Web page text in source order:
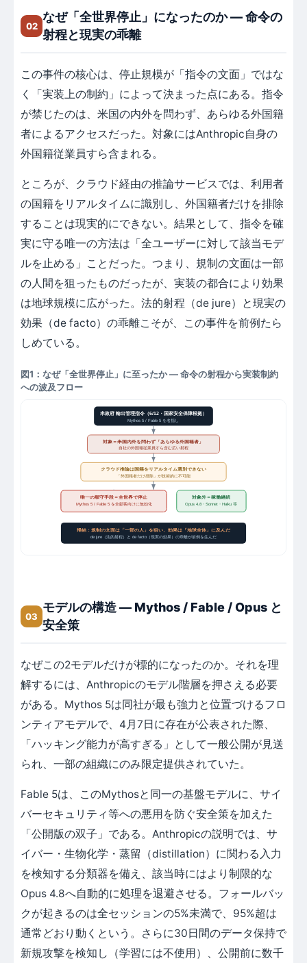
02
なぜ「全世界停止」になったのか ― 命令の
射程と現実の乖離
この事件の核心は、停止規模が「指令の文面」ではな
く「実装上の制約」によって決まった点にある。指令
が禁じたのは、米国の内外を問わず、あらゆる外国籍
者によるアクセスだった。対象にはAnthropic自身の
外国籍従業員すら含まれる。
ところが、クラウド経由の推論サービスでは、利用者
の国籍をリアルタイムに識別し、外国籍者だけを排除
することは現実的にできない。結果として、指令を確
実に守る唯一の方法は「全ユーザーに対して該当モデ
ルを止める」ことだった。つまり、規制の文面は一部
の人間を狙ったものだったが、実装の都合により効果
は地球規模に広がった。法的射程（de jure）と現実の
効果（de facto）の乖離こそが、この事件を前例たら
しめている。
図1：なぜ「全世界停止」に至ったか ― 命令の射程から実装制約
への波及フロー
米政府 輸出管理指令（6/12・国家安全保障根拠）
Mythos 5 / Fable 5 を名指し
対象＝米国内外を問わず「あらゆる外国籍者」
自社の外国籍従業員すら含む広い射程
クラウド推論は国籍をリアルタイム選別できない
「外国籍者だけ排除」が技術的に不可能
唯一の順守手段＝全世界で停止
Mythos 5 / Fable 5 を全顧客向けに無効化
対象外＝稼働継続
Opus 4.8・Sonnet・Haiku 等
帰結：規制の文面は「一部の人」を狙い、効果は「地球全体」に及んだ
de jure（法的射程）と de facto（現実の効果）の乖離が前例を生んだ
03
モデルの構造 ― Mythos / Fable / Opus と
安全策
なぜこの2モデルだけが標的になったのか。それを理
解するには、Anthropicのモデル階層を押さえる必要
がある。Mythos 5は同社が最も強力と位置づけるフロ
ンティアモデルで、4月7日に存在が公表された際、
「ハッキング能力が高すぎる」として一般公開が見送
られ、一部の組織にのみ限定提供されていた。
Fable 5は、このMythosと同一の基盤モデルに、サイ
バーセキュリティ等への悪用を防ぐ安全策を加えた
「公開版の双子」である。Anthropicの説明では、サ
イバー・生物化学・蒸留（distillation）に関わる入力
を検知する分類器を備え、該当時にはより制限的な
Opus 4.8へ自動的に処理を退避させる。フォールバッ
クが起きるのは全セッションの5%未満で、95%超は
通常どおり動くという。さらに30日間のデータ保持で
新規攻撃を検知し（学習には不使用）、公開前に数千